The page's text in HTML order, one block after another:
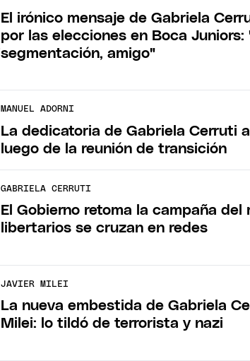
El irónico mensaje de Gabriela
por las elecciones en Boca Juniors:
segmentación, amigo"
MANUEL ADORNI
La dedicatoria de Gabriela Cerruti
luego de la reunión de transición
GABRIELA CERRUTI
El Gobierno retoma la campaña del
libertarios se cruzan en redes
JAVIER MILEI
La nueva embestida de Gabriela
Milei: lo tildó de terrorista y nazi